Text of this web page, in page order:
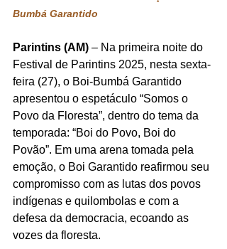
Bumbá Garantido
Parintins (AM) – Na primeira noite do
Festival de Parintins 2025, nesta sexta-
feira (27), o Boi-Bumbá Garantido
apresentou o espetáculo “Somos o
Povo da Floresta”, dentro do tema da
temporada: “Boi do Povo, Boi do
Povão”. Em uma arena tomada pela
emoção, o Boi Garantido reafirmou seu
compromisso com as lutas dos povos
indígenas e quilombolas e com a
defesa da democracia, ecoando as
vozes da floresta.